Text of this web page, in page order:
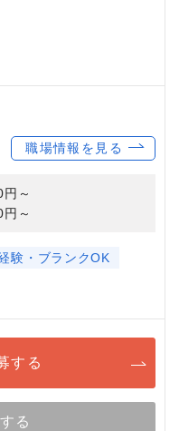
職場情報を見る
～
～
験・ブランクOK
する
る